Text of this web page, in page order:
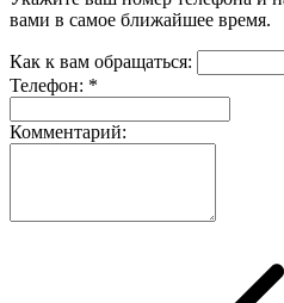
вами в самое ближайшее время.
Как к вам обращаться:
Телефон: *
Комментарий: